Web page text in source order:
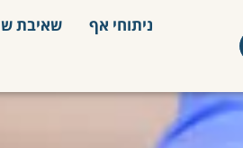
ניתוחי אף שאיבת